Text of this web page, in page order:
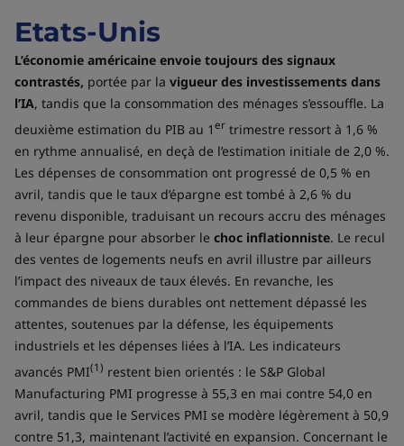
Etats-Unis
L’économie américaine envoie toujours des signaux
contrastés, portée par la vigueur des investissements dans
l’IA, tandis que la consommation des ménages s’essouffle. La
deuxième estimation du PIB au 1 er trimestre ressort à 1,6 %
en rythme annualisé, en deçà de l’estimation initiale de 2,0 %.
Les dépenses de consommation ont progressé de 0,5 % en
avril, tandis que le taux d’épargne est tombé à 2,6 % du
revenu disponible, traduisant un recours accru des ménages
à leur épargne pour absorber le choc inflationniste. Le recul
des ventes de logements neufs en avril illustre par ailleurs
l’impact des niveaux de taux élevés. En revanche, les
commandes de biens durables ont nettement dépassé les
attentes, soutenues par la défense, les équipements
industriels et les dépenses liées à l’IA. Les indicateurs
avancés PMI(1) restent bien orientés : le S&P Global
Manufacturing PMI progresse à 55,3 en mai contre 54,0 en
avril, tandis que le Services PMI se modère légèrement à 50,9
contre 51,3, maintenant l’activité en expansion. Concernant le